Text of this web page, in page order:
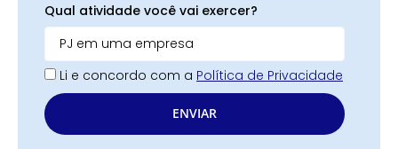
Qual atividade você vai exercer?
Li e concordo com a Política de Privacidade
ENVIAR